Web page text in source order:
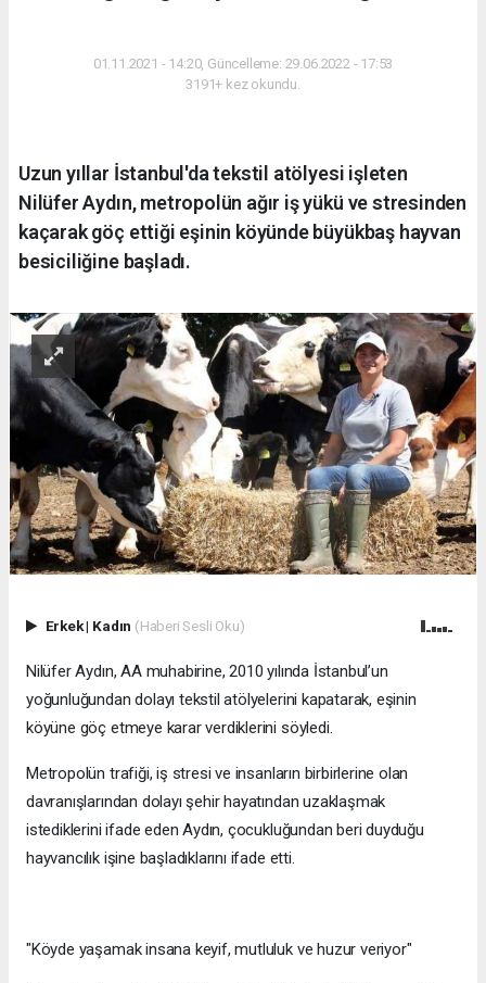
01.11.2021 - 14:20, Güncelleme: 29.06.2022 - 17:53
3191+ kez okundu.
Uzun yıllar İstanbul'da tekstil atölyesi işleten
Nilüfer Aydın, metropolün ağır iş yükü ve stresinden
kaçarak göç ettiği eşinin köyünde büyükbaş hayvan
besiciliğine başladı.
Erkek| Kadın (Haberi Sesli Oku)
Nilüfer Aydın, AA muhabirine, 2010 yılında İstanbul’un
yoğunluğundan dolayı tekstil atölyelerini kapatarak, eşinin
köyüne göç etmeye karar verdiklerini söyledi.
Metropolün trafiği, iş stresi ve insanların birbirlerine olan
davranışlarından dolayı şehir hayatından uzaklaşmak
istediklerini ifade eden Aydın, çocukluğundan beri duyduğu
hayvancılık işine başladıklarını ifade etti.
"Köyde yaşamak insana keyif, mutluluk ve huzur veriyor"